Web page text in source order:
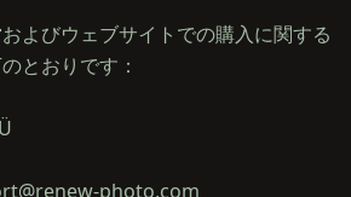
よびウェブサイトでの購入に関する
とおりです：